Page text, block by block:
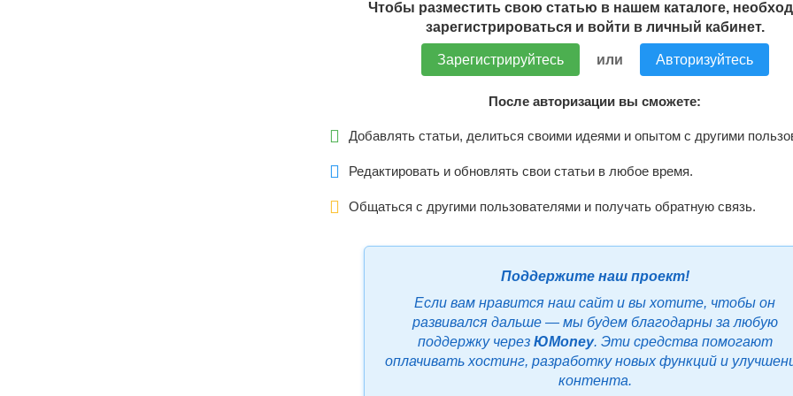
Чтобы разместить свою статью в нашем каталоге,
зарегистрироваться и войти в личный кабинет.
Зарегистрируйтесь или Авторизуйтесь
После авторизации вы сможете:
 Добавлять статьи, делиться своими идеями и опытом с другими
 Редактировать и обновлять свои статьи в любое время.
 Общаться с другими пользователями и получать обратную связь.
Поддержите наш проект!
Если вам нравится наш сайт и вы хотите, чтобы он
развивался дальше — мы будем благодарны за любую
поддержку через ЮMoney. Эти средства помогают
оплачивать хостинг, разработку новых функций и
контента.